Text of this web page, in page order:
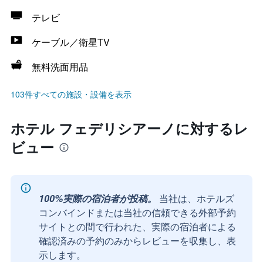
テレビ
ケーブル／衛星TV
無料洗面用品
103件すべての施設・設備を表示
ホテル フェデリシアーノに対するレ
ビュー
100%実際の宿泊者が投稿。
当社は、ホテルズ
コンバインドまたは当社の信頼できる外部予約
サイトとの間で行われた、実際の宿泊者による
確認済みの予約のみからレビューを収集し、表
示します。